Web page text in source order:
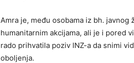
Amra je, među osobama iz bh.
humanitarnim akcijama, ali je i pored
rado prihvatila poziv INZ-a da snimi
oboljenja.